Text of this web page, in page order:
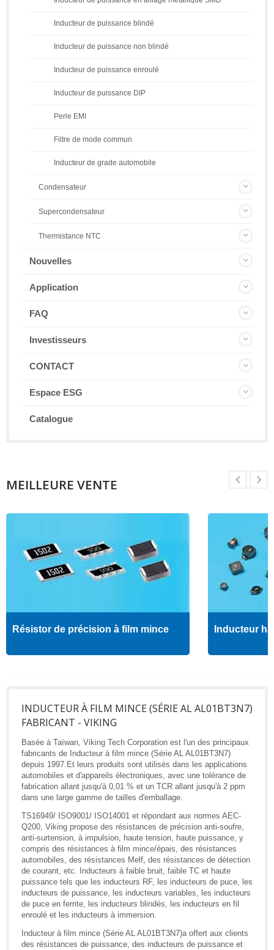
Inducteur de puissance blindé
Inducteur de puissance non blindé
Inducteur de puissance enroulé
Inducteur de puissance DIP
Perle EMI
Filtre de mode commun
Inducteur de grade automobile
Condensateur
Supercondensateur
Thermistance NTC
Nouvelles
Application
FAQ
Investisseurs
CONTACT
Espace ESG
Catalogue
MEILLEURE VENTE
Résistor de précision à film mince Inducteur
INDUCTEUR À FILM MINCE (SÉRIE AL AL01BT3N7)
FABRICANT - VIKING
Basée à Taïwan, Viking Tech Corporation est l'un des principaux
fabricants de Inducteur à film mince (Série AL AL01BT3N7)
depuis 1997.Et leurs produits sont utilisés dans les applications
automobiles et d'appareils électroniques, avec une tolérance de
fabrication allant jusqu'à 0,01 % et un TCR allant jusqu'à 2 ppm
dans une large gamme de tailles d'emballage.
TS16949/ ISO9001/ ISO14001 et répondant aux normes AEC-
Q200, Viking propose des résistances de précision anti-soufre,
anti-surtension, à impulsion, haute tension, haute puissance, y
compris des résistances à film mince/épais, des résistances
automobiles, des résistances Melf, des résistances de détection
de courant, etc. Inducteurs à faible bruit, faible TC et haute
puissance tels que les inducteurs RF, les inducteurs de puce, les
inducteurs de puissance, les inducteurs variables, les inducteurs
de puce en ferrite, les inducteurs blindés, les inducteurs en fil
enroulé et les inducteurs à immersion.
Inducteur à film mince (Série AL AL01BT3N7)a offert aux clients
des résistances de puissance, des inducteurs de puissance et